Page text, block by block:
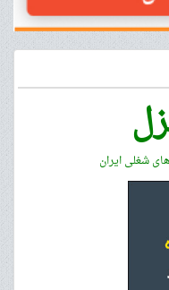
شغلی ایران